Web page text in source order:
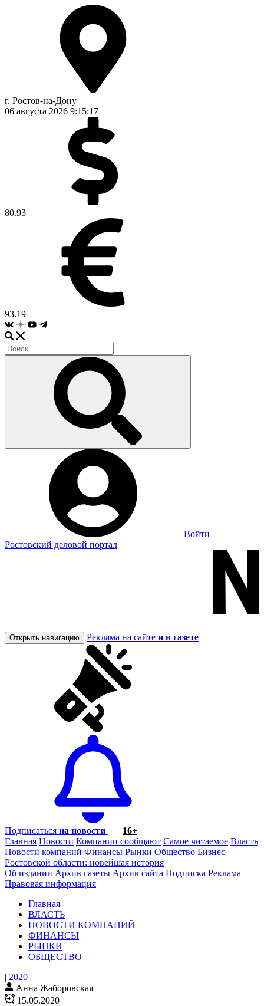
г. Ростов-на-Дону
06 августа 2026 9:15:17
80.93
93.19
Войти
Ростовский деловой портал
Открыть навигацию Реклама на сайте и в газете
Подписаться на новости
16+
Главная Новости Компании сообщают Самое читаемое Власть
Новости компаний Финансы Рынки Общество Бизнес
Ростовской области: новейшая история
Об издании Архив газеты Архив сайта Подписка Реклама
Правовая информация
Главная
ВЛАСТЬ
НОВОСТИ КОМПАНИЙ
ФИНАНСЫ
РЫНКИ
ОБЩЕСТВО
| 2020
Анна Жаборовская
15.05.2020